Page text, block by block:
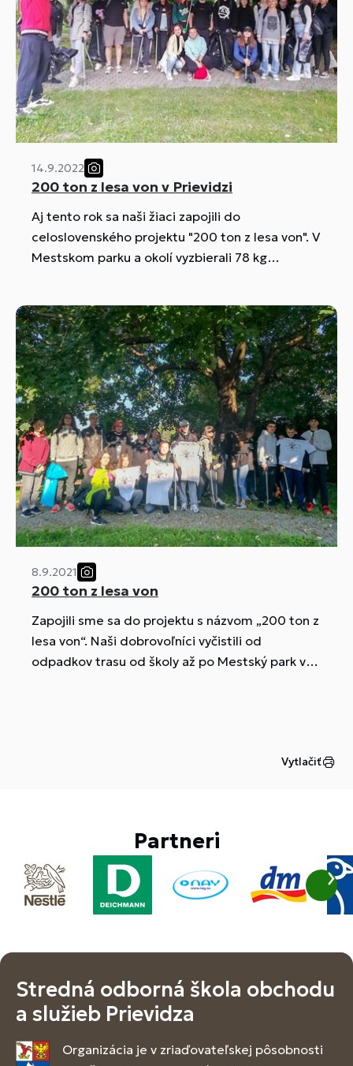
14.9.2022
200 ton z lesa von v Prievidzi
Aj tento rok sa naši žiaci zapojili do
celoslovenského projektu "200 ton z lesa von". V
Mestskom parku a okolí vyzbierali 78 kg
vyzbieraného odpadu.
8.9.2021
200 ton z lesa von
Zapojili sme sa do projektu s názvom „200 ton z
lesa von“. Naši dobrovoľníci vyčistili od
odpadkov trasu od školy až po Mestský park v
Vytlačiť
Partneri
Stredná odborná škola obchodu
a služieb Prievidza
Organizácia je v zriaďovateľskej pôsobnosti